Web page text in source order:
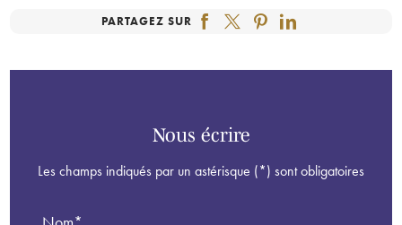
PARTAGEZ SUR
Nous écrire
Les champs indiqués par un astérisque (*) sont obligatoires